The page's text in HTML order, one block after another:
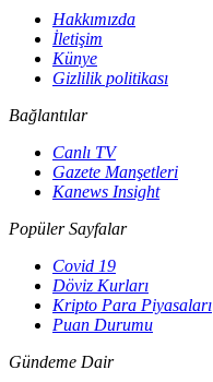
Hakkımızda
İletişim
Künye
Gizlilik politikası
Bağlantılar
Canlı TV
Gazete Manşetleri
Kanews Insight
Popüler Sayfalar
Covid 19
Döviz Kurları
Kripto Para Piyasaları
Puan Durumu
Gündeme Dair